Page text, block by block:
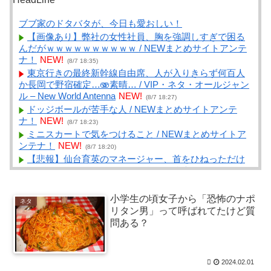
ブブ家のドタバタが、今日も愛おしい！
【画像あり】弊社の女性社員、胸を強調しすぎで困る
んだがｗｗｗｗｗｗｗｗｗｗ / NEWまとめサイトアンテ
ナ！
NEW! (8/7 18:35)
東京行きの最終新幹線自由席、人が入りきらず何百人
か長岡で野宿確定…🫨素晴… / VIP・ネタ・オールジャン
ル – New World Antenna NEW! (8/7 18:27)
ドッジボールが苦手な人 / NEWまとめサイトアンテ
ナ！
NEW! (8/7 18:23)
ミニスカートで気をつけること / NEWまとめサイトア
ンテナ！
NEW! (8/7 18:20)
【悲報】仙台育英のマネージャー、首をひねっただけ
でなぜかウインクしたことにされてしまうｗｗｗ / NEW
好きなアメリカのミュージシャン / NEWまとめサイト
アンテナ！ NEW! (8/7 18:09)
【水戸地検】覚醒剤密輸容疑のカンボジア人を不起訴
処分 / まとめるZ NEW!
国際的な小咄 読者投稿 中小企業診断士受験者向けのIT
パスポート試験対策 / まとめるZ
ネタ
小学生の頃女子から「恐怖のナポ
リタン男」って呼ばれてたけど質
問ある？
2024.02.01